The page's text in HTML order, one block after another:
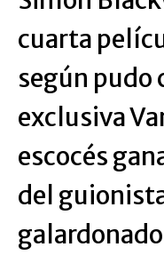
cuarta
según pudo
exclusiva
escocés
del